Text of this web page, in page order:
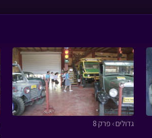
גדולים › פרק 8